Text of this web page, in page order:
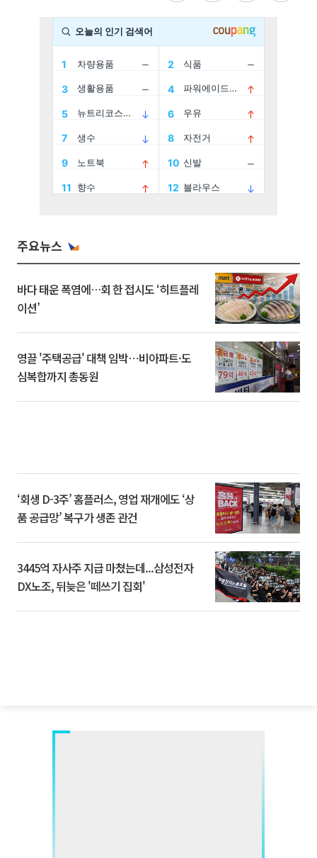
주요뉴스
바다 태운 폭염에…회 한 접시도 ‘히트플레
이션’
영끌 '주택공급' 대책 임박⋯비아파트·도
심복합까지 총동원
‘회생 D-3주’ 홈플러스, 영업 재개에도 ‘상
품 공급망’ 복구가 생존 관건
3445억 자사주 지급 마쳤는데...삼성전자
DX노조, 뒤늦은 '떼쓰기 집회'